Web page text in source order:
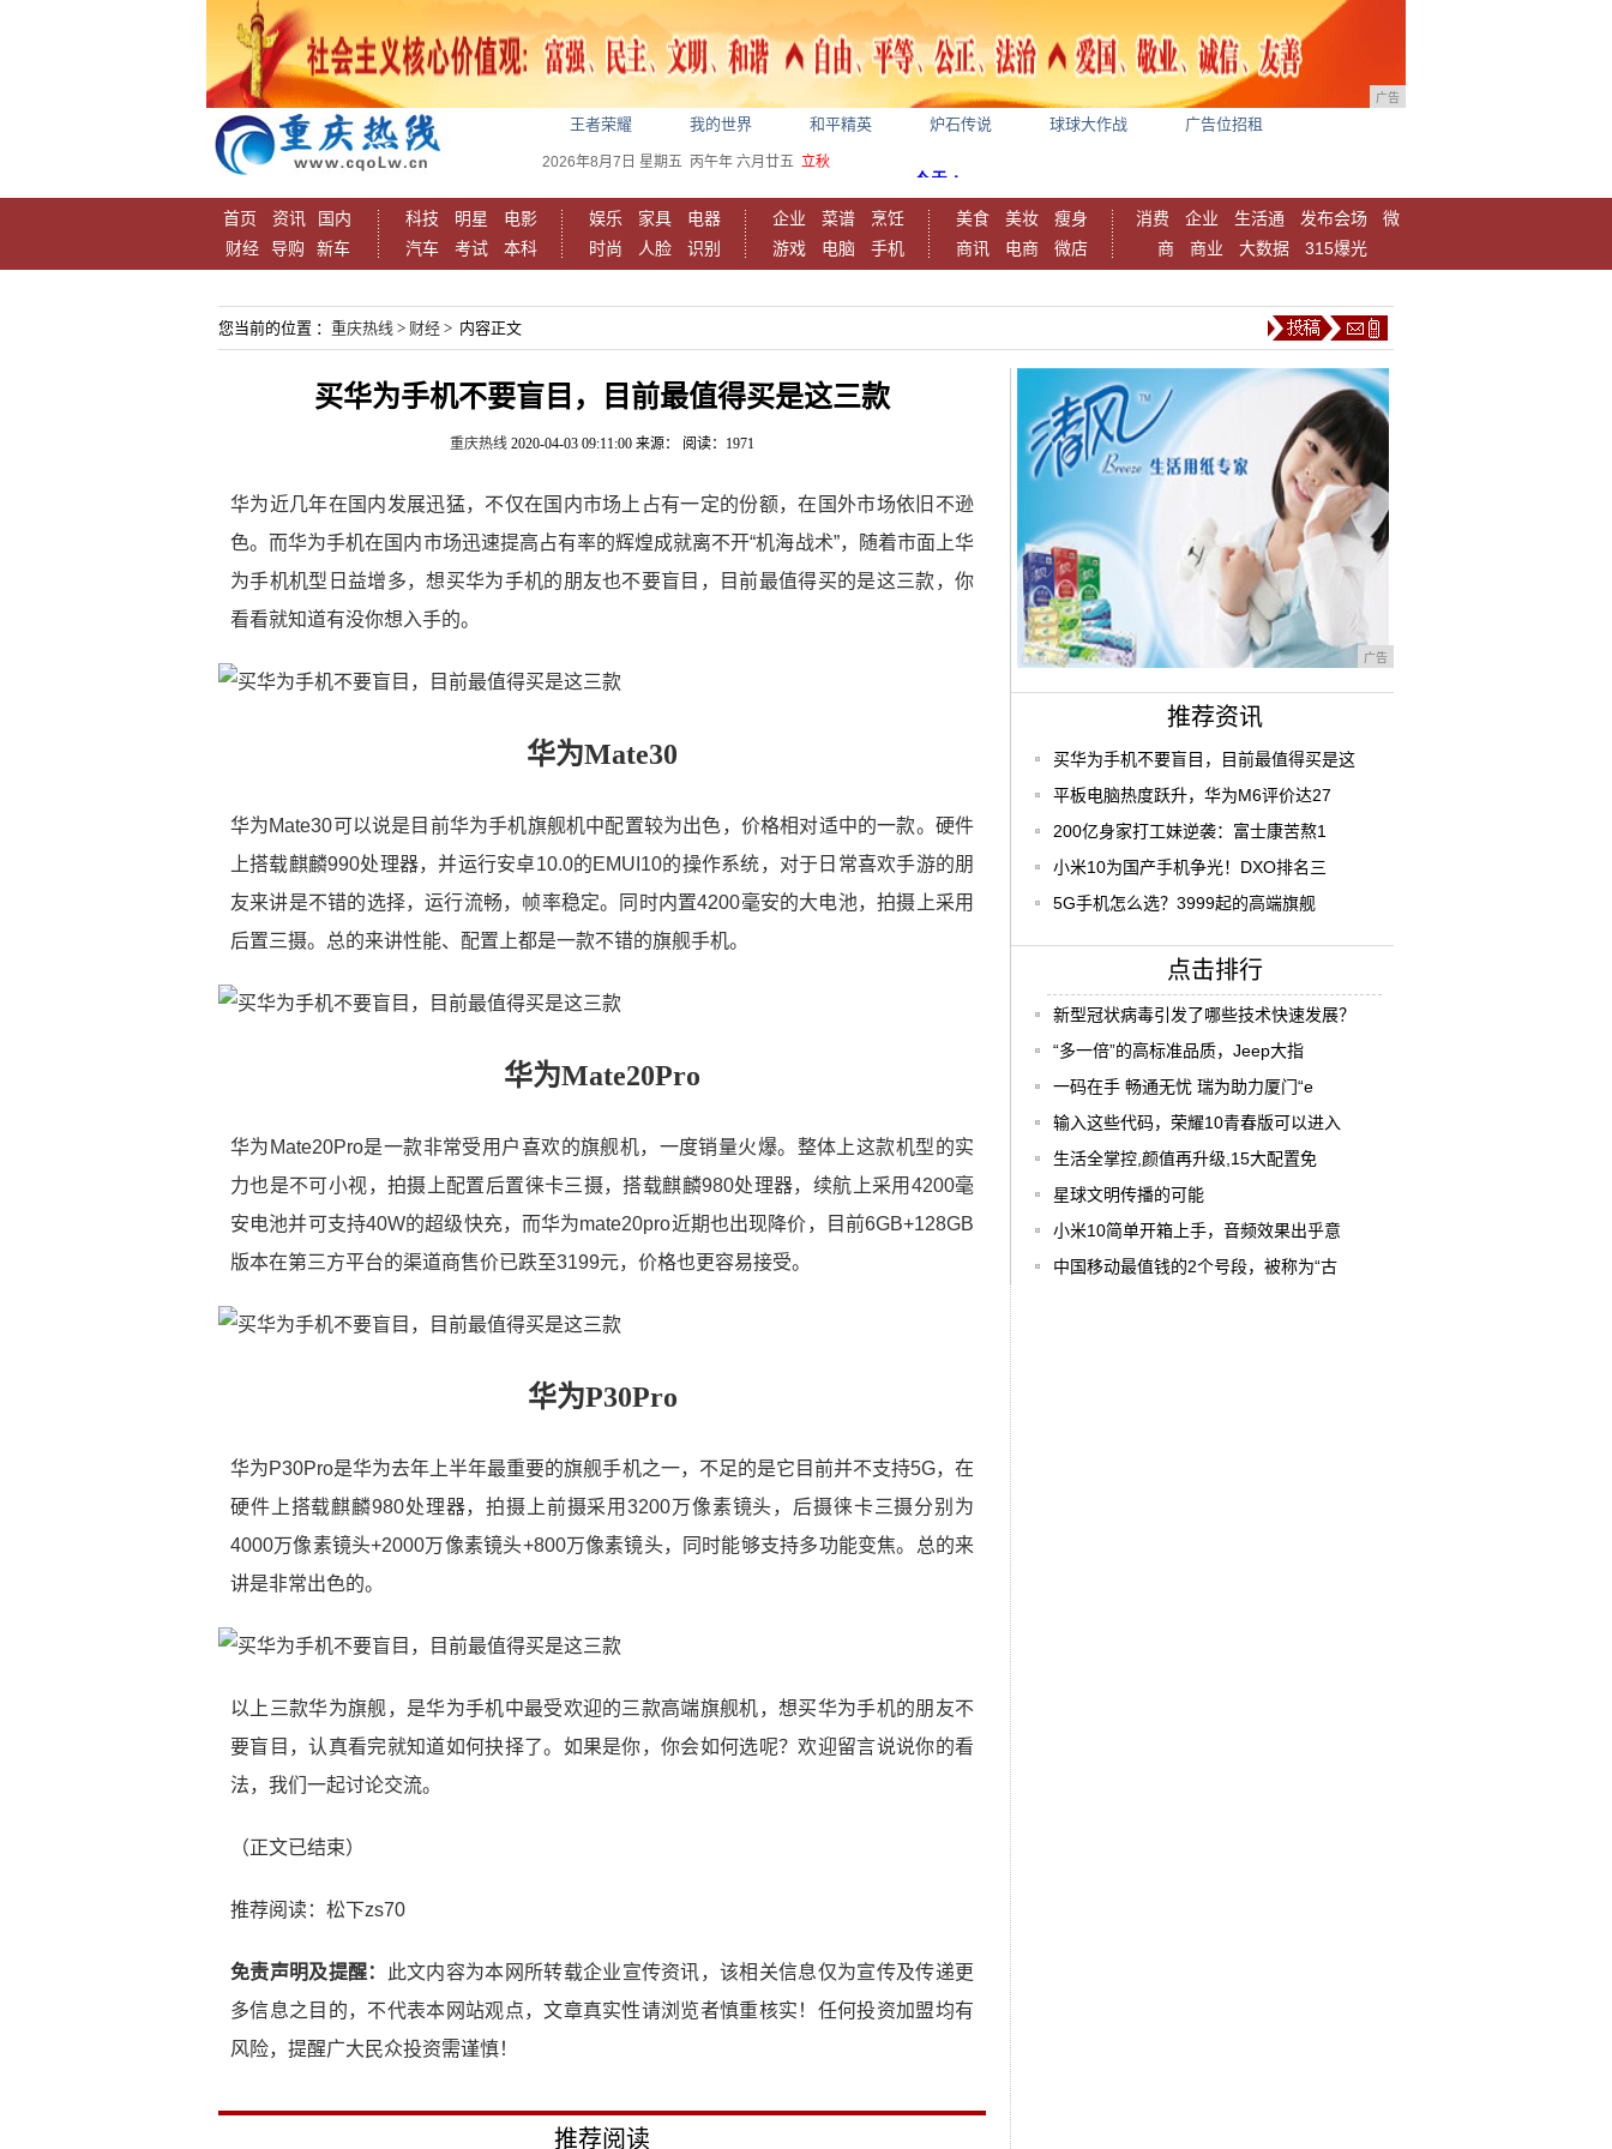
广告
王者荣耀 我的世界 和平精英 炉石传说 球球大作战 广告位招租
2026年8月7日 星期五 丙午年 六月廿五 立秋
首页 资讯
国内
财经
导购 新车
科技 明星
电影
汽车
考试 本科
娱乐 家具
电器
时尚
人脸 识别
企业 菜谱
烹饪
游戏
电脑 手机
美食 美妆
瘦身
商讯
电商 微店
消费 企业 生活通 发布会场
微
商
商业 大数据 315爆光
您当前的位置 ： 重庆热线 > 财经 > 内容正文
买华为手机不要盲目，目前最值得买是这三款
重庆热线 2020-04-03 09:11:00 来源： 阅读：1971
华为近几年在国内发展迅猛，不仅在国内市场上占有一定的份额，在国外市场依旧不逊
色。而华为手机在国内市场迅速提高占有率的辉煌成就离不开“机海战术”，随着市面上华
为手机机型日益增多，想买华为手机的朋友也不要盲目，目前最值得买的是这三款，你
看看就知道有没你想入手的。
华为Mate30
华为Mate30可以说是目前华为手机旗舰机中配置较为出色，价格相对适中的一款。硬件
上搭载麒麟990处理器，并运行安卓10.0的EMUI10的操作系统，对于日常喜欢手游的朋
友来讲是不错的选择，运行流畅，帧率稳定。同时内置4200毫安的大电池，拍摄上采用
后置三摄。总的来讲性能、配置上都是一款不错的旗舰手机。
华为Mate20Pro
华为Mate20Pro是一款非常受用户喜欢的旗舰机，一度销量火爆。整体上这款机型的实
力也是不可小视，拍摄上配置后置徕卡三摄，搭载麒麟980处理器，续航上采用4200毫
安电池并可支持40W的超级快充，而华为mate20pro近期也出现降价，目前6GB+128GB
版本在第三方平台的渠道商售价已跌至3199元，价格也更容易接受。
华为P30Pro
华为P30Pro是华为去年上半年最重要的旗舰手机之一，不足的是它目前并不支持5G，在
硬件上搭载麒麟980处理器，拍摄上前摄采用3200万像素镜头，后摄徕卡三摄分别为
4000万像素镜头+2000万像素镜头+800万像素镜头，同时能够支持多功能变焦。总的来
讲是非常出色的。
以上三款华为旗舰，是华为手机中最受欢迎的三款高端旗舰机，想买华为手机的朋友不
要盲目，认真看完就知道如何抉择了。如果是你，你会如何选呢？欢迎留言说说你的看
法，我们一起讨论交流。
（正文已结束）
推荐阅读： 松下zs70
免责声明及提醒：
此文内容为本网所转载企业宣传资讯，该相关信息仅为宣传及传递更
多信息之目的，不代表本网站观点，文章真实性请浏览者慎重核实！任何投资加盟均有
风险，提醒广大民众投资需谨慎！
推荐阅读
广告
推荐资讯
买华为手机不要盲目，目前最值得买是这
平板电脑热度跃升，华为M6评价达27
200亿身家打工妹逆袭：富士康苦熬1
小米10为国产手机争光！DXO排名三
5G手机怎么选？3999起的高端旗舰
点击排行
新型冠状病毒引发了哪些技术快速发展？
“多一倍”的高标准品质，Jeep大指
一码在手 畅通无忧 瑞为助力厦门“e
输入这些代码，荣耀10青春版可以进入
生活全掌控,颜值再升级,15大配置免
星球文明传播的可能
小米10简单开箱上手，音频效果出乎意
中国移动最值钱的2个号段，被称为“古